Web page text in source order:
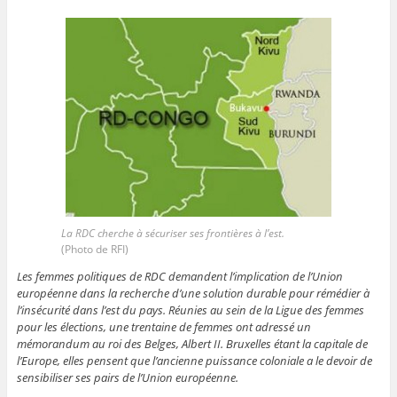
La RDC cherche à sécuriser ses frontières à l’est.
(Photo de RFI)
Les femmes politiques de RDC demandent l’implication de l’Union
européenne dans la recherche d’une solution durable pour rémédier à
l’insécurité dans l’est du pays. Réunies au sein de la Ligue des femmes
pour les élections, une trentaine de femmes ont adressé un
mémorandum au roi des Belges, Albert II. Bruxelles étant la capitale de
l’Europe, elles pensent que l’ancienne puissance coloniale a le devoir de
sensibiliser ses pairs de l’Union européenne.